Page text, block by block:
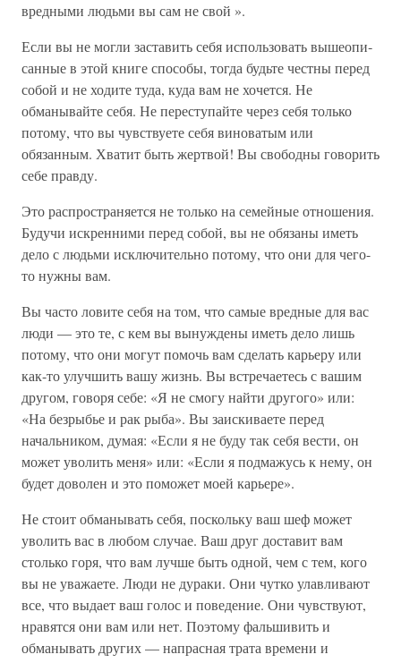
вредными людьми вы сам не свой ».
Если вы не могли заставить себя использовать вышеопи­
санные в этой книге способы, тогда будьте честны перед
со­бой и не ходите туда, куда вам не хочется. Не
обманывайте себя. Не переступайте через себя только
потому, что вы чув­ствуете себя виноватым или
обязанным. Хватит быть жертвой! Вы свободны говорить
себе правду.
Это распространяется не только на семейные отноше­ния.
Будучи искренними перед собой, вы не обязаны иметь
дело с людьми исключительно потому, что они для чего-
то нужны вам.
Вы часто ловите себя на том, что самые вредные для вас
люди — это те, с кем вы вынуждены иметь дело лишь
пото­му, что они могут помочь вам сделать карьеру или
как-то улучшить вашу жизнь. Вы встречаетесь с вашим
другом, говоря себе: «Я не смогу найти другого» или:
«На безрыбье и рак рыба». Вы заискиваете перед
начальником, думая: «Если я не буду так себя вести, он
может уволить меня» или: «Если я подмажусь к нему, он
будет доволен и это по­может моей карьере».
Не стоит обманывать себя, поскольку ваш шеф может
уволить вас в любом случае. Ваш друг доставит вам
столько горя, что вам лучше быть одной, чем с тем, кого
вы не ува­жаете. Люди не дураки. Они чутко улавливают
все, что вы­дает ваш голос и поведение. Они чувствуют,
нравятся они вам или нет. Поэтому фальшивить и
обманывать других — напрасная трата времени и